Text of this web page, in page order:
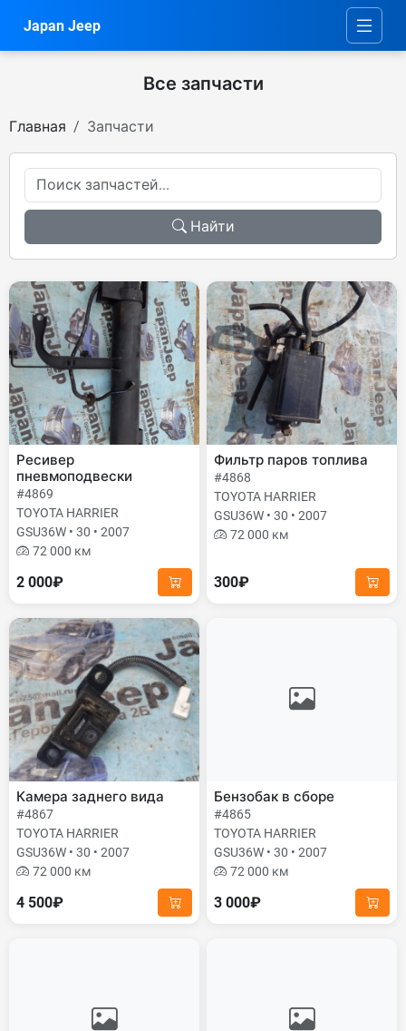
Japan Jeep
Все запчасти
Главная Запчасти
Найти
Ресивер
пневмоподвески
#4869
TOYOTA HARRIER
GSU36W • 30 • 2007
72 000 км
2 000₽
Фильтр паров топлива
#4868
TOYOTA HARRIER
GSU36W • 30 • 2007
72 000 км
300₽
Камера заднего вида
#4867
TOYOTA HARRIER
GSU36W • 30 • 2007
72 000 км
4 500₽
Бензобак в сборе
#4865
TOYOTA HARRIER
GSU36W • 30 • 2007
72 000 км
3 000₽